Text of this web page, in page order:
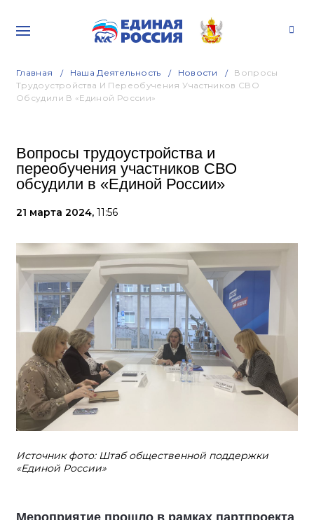
Главная Наша Деятельность Новости
Вопросы
Трудоустройства И Переобучения Участников СВО
Обсудили В «Единой России»
Вопросы трудоустройства и
переобучения участников СВО
обсудили в «Единой России»
21 марта 2024, 11:56
Источник фото: Штаб общественной поддержки
«Единой России»
Мероприятие прошло в рамках партпроекта